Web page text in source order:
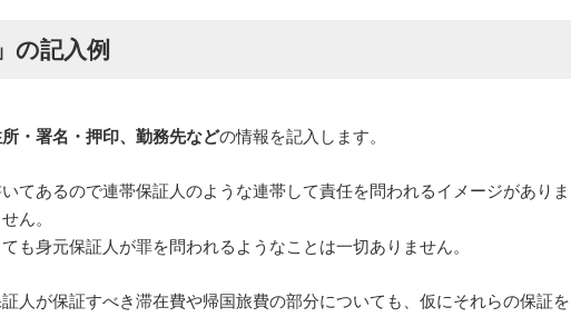
の記入例
・署名・押印、勤務先などの情報を記入します。
てあるので連帯保証人のような連帯して責任を問われるイメージがありま
ん。
も身元保証人が罪を問われるようなことは一切ありません。
人が保証すべき滞在費や帰国旅費の部分についても、仮にそれらの保証を